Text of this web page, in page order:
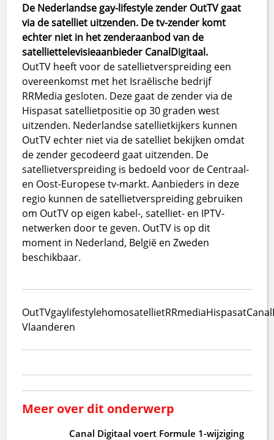
De Nederlandse gay-lifestyle zender OutTV gaat
via de satelliet uitzenden. De tv-zender komt
echter niet in het zenderaanbod van de
satelliettelevisieaanbieder CanalDigitaal.
OutTV heeft voor de satellietverspreiding een
overeenkomst met het Israëlische bedrijf
RRMedia gesloten. Deze gaat de zender via de
Hispasat satellietpositie op 30 graden west
uitzenden. Nederlandse satellietkijkers kunnen
OutTV echter niet via de satelliet bekijken omdat
de zender gecodeerd gaat uitzenden. De
satellietverspreiding is bedoeld voor de Centraal-
en Oost-Europese tv-markt. Aanbieders in deze
regio kunnen de satellietverspreiding gebruiken
om OutTV op eigen kabel-, satelliet- en IPTV-
netwerken door te geven. OutTV is op dit
moment in Nederland, België en Zweden
beschikbaar.
OutTVgaylifestylehomosatellietRRmediaHispasat
Vlaanderen
Meer over dit onderwerp
Canal Digitaal voert Formule 1-wijziging